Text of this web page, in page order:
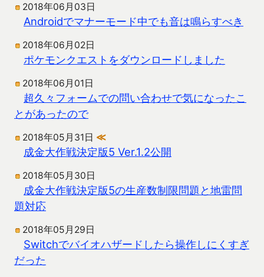
2018年06月03日
Androidでマナーモード中でも音は鳴らすべき
2018年06月02日
ポケモンクエストをダウンロードしました
2018年06月01日
超久々フォームでの問い合わせで気になったこ
とがあったので
2018年05月31日 ≪
成金大作戦決定版5 Ver.1.2公開
2018年05月30日
成金大作戦決定版5の生産数制限問題と地雷問
題対応
2018年05月29日
Switchでバイオハザードしたら操作しにくすぎ
だった